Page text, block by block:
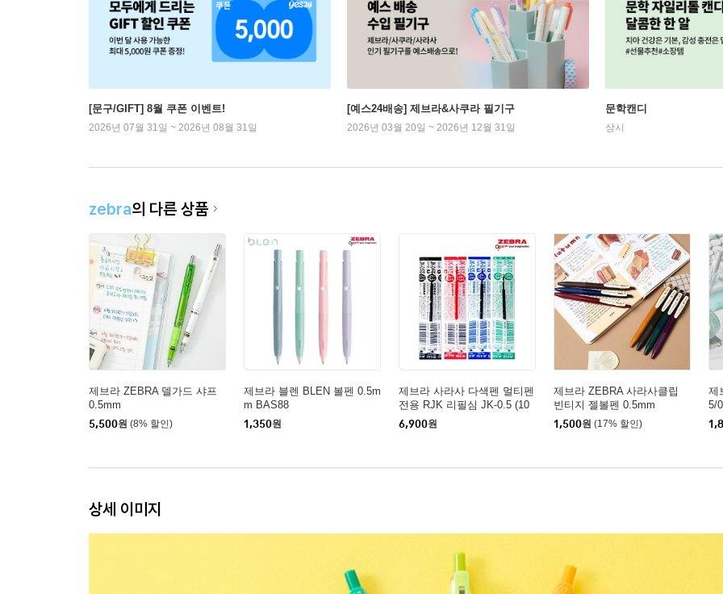
[문구/GIFT] 8월 쿠폰 이벤트!
2026년 07월 31일 ~ 2026년 08월 31일
[예스24배송] 제브라&사쿠라 필기구
2026년 03월 20일 ~ 2026년 12월 31일
문학캔디
상시
zebra의 다른 상품
제브라 ZEBRA 델가드 샤프
0.5mm
5,500원 (8% 할인)
제브라 블렌 BLEN 볼펜 0.5m
m BAS88
1,350원
제브라 사라사 다색펜 멀티펜
전용 RJK 리필심 JK-0.5 (10
개입)
6,900원
제브라 ZEBRA 사라사클립
빈티지 젤볼펜 0.5mm
1,500원 (17% 할인)
제
5/
상세 이미지